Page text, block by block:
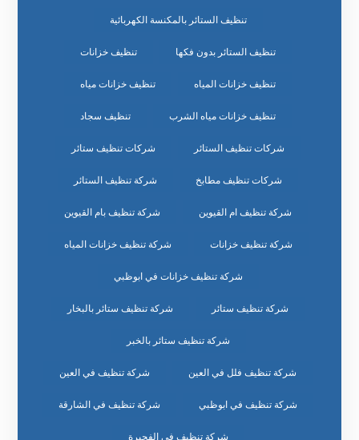
تنظيف الستائر بالمكنسة الكهربائية
تنظيف الستائر بدون فكها تنظيف خزانات
تنظيف خزانات المياه تنظيف خزانات مياه
تنظيف خزانات مياه الشرب تنظيف سجاد
شركات تنظيف الستائر شركات تنظيف ستائر
شركات تنظيف مطابخ شركة تنظيف الستائر
شركة تنظيف ام القيوين شركة تنظيف بام القيوين
شركة تنظيف خزانات شركة تنظيف خزانات المياه
شركة تنظيف خزانات في ابوظبي
شركة تنظيف ستائر شركة تنظيف ستائر بالبخار
شركة تنظيف ستائر بالخبر
شركة تنظيف فلل في العين شركة تنظيف في العين
شركة تنظيف في ابوظبي شركة تنظيف في الشارقة
شركة تنظيف في الفجيرة